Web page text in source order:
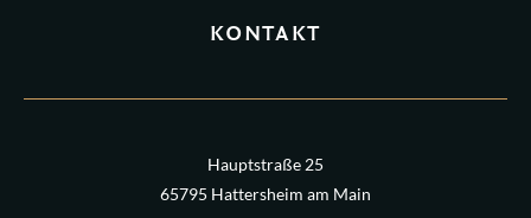
KONTAKT
Hauptstraße 25
65795 Hattersheim am Main